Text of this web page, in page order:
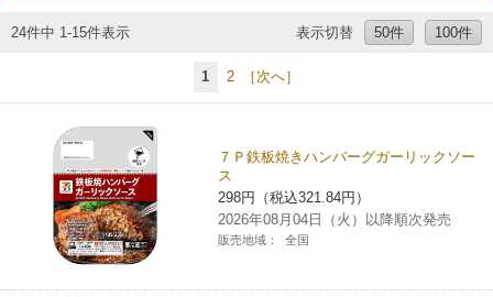
食の安全・安心への取組み
ギフト
プリペイドカード・金券
ニンテンドー・ダウンロードカード
マルチコピー機でできることトップ
コピー
プリント
スキャン
宅配便
切手・はがき・印紙
セブン銀行ATM
チケットサービス
セブンチケット
チケットぴあ
セブン‐イレブンでお受取り
タワーレコード
停電時のサービス停止のお知らせ
ニュースリリース
企業理念
会社概要
貸借対照表・損益計算書
サステナビリティ
セブン＆アイ・ホールディングスの重点課題
サステナビリティ活動基本方針
サステナビリティ推進体制
加盟店オーナー募集
アルバイト情報
店舗検索
ネットショッピング
24件中 1-15件表示 表示切替 50件 100件
1 2 ［次へ］
７Ｐ鉄板焼きハンバーグガーリックソー
ス
298円（税込321.84円）
2026年08月04日（火）以降順次発売
販売地域： 全国